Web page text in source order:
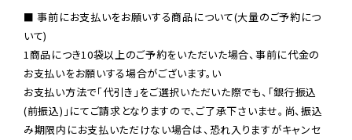
■ 事前にお支払いをお願いする商品について(大量のご予約につ
いて)
1商品につき10袋以上のご予約をいただいた場合、事前に代金の
お支払いをお願いする場合がございます。い
お支払い方法で「代引き」をご選択いただいた際でも、「銀行振込
(前振込)」にてご請求となりますので、ご了承下さいませ。尚、振込
み期限内にお支払いただけない場合は、恐れ入りますがキャンセ